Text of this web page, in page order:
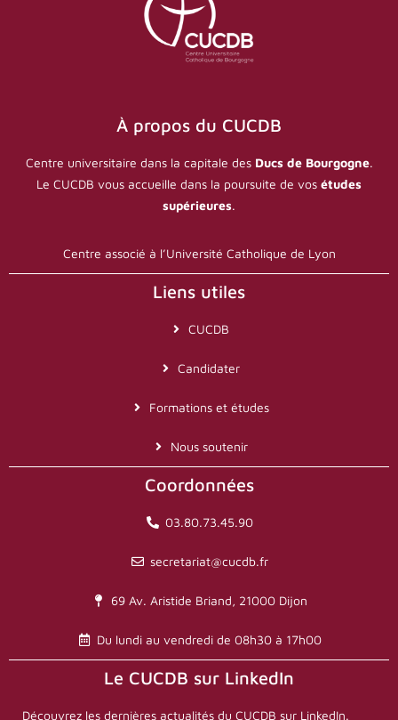
À propos du CUCDB
Centre universitaire dans la capitale des Ducs de Bourgogne.
Le CUCDB vous accueille dans la poursuite de vos études
supérieures.
Centre associé à l’Université Catholique de Lyon
Liens utiles
CUCDB
Candidater
Formations et études
Nous soutenir
Coordonnées
03.80.73.45.90
secretariat@cucdb.fr
69 Av. Aristide Briand, 21000 Dijon
Du lundi au vendredi de 08h30 à 17h00
Le CUCDB sur LinkedIn
Découvrez les dernières actualités du CUCDB sur LinkedIn.